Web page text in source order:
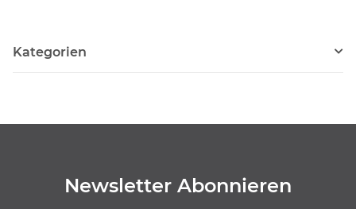
Kategorien
Newsletter Abonnieren